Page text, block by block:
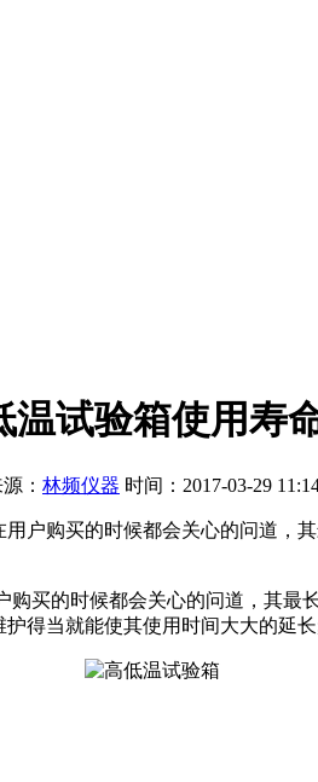
温试验箱使用寿
： 林频仪器 时间：2017-03-29
户购买的时候都会关心的问道
买的时候都会关心的问道，其
得当就能使其使用时间大大的延